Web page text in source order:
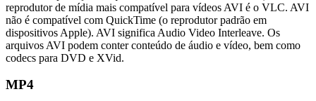
reprodutor de mídia mais compatível para vídeos AVI é o VLC. AVI
não é compatível com QuickTime (o reprodutor padrão em
dispositivos Apple). AVI significa Audio Video Interleave. Os
arquivos AVI podem conter conteúdo de áudio e vídeo, bem como
codecs para DVD e XVid.
MP4